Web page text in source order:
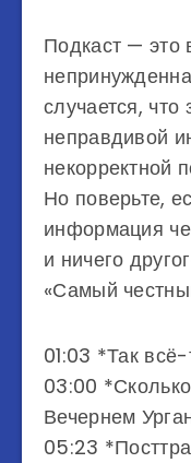
Подкаст — это
случается, что
неправдивой
некорректной
Но поверьте,
информация
и ничего
«Самый
01:03 *Так
03:00
Вечернем
05:23